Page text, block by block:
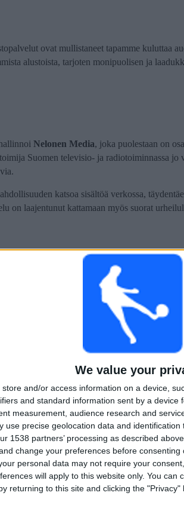
We value your
store and/or access information on a device,
and standard information sent by a device
measurement, audience research and
use precise geolocation data and
1538 partners’ processing as described
change your preferences before consenting
personal data may not require your
will apply to this website only. You
returning to this site and clicking the
ovat mullistaneet tapamme kuluttaa
alustoista, tarjoten monipuolisen ja
Nelonen Media, joka puolestaan on osa
Suomen televisio- ja radiotoiminnassa jo
katsoa sisältöä verkossa,
on laajentunut kattamaan myös suorat
Sen sisältö jakautuu useisiin eri
sarjoja sekä televisio-ohjelmia.
ilmaiseksi seitsemän päivän ajan alkuperäisen
uusimpiin julkaisuihin.Ruutu+-tilaajat
muita.
monista eri lajeista.Ruutu+ Urheilu 1ja
golfia, koripalloa ja monia muita lajeja sekä